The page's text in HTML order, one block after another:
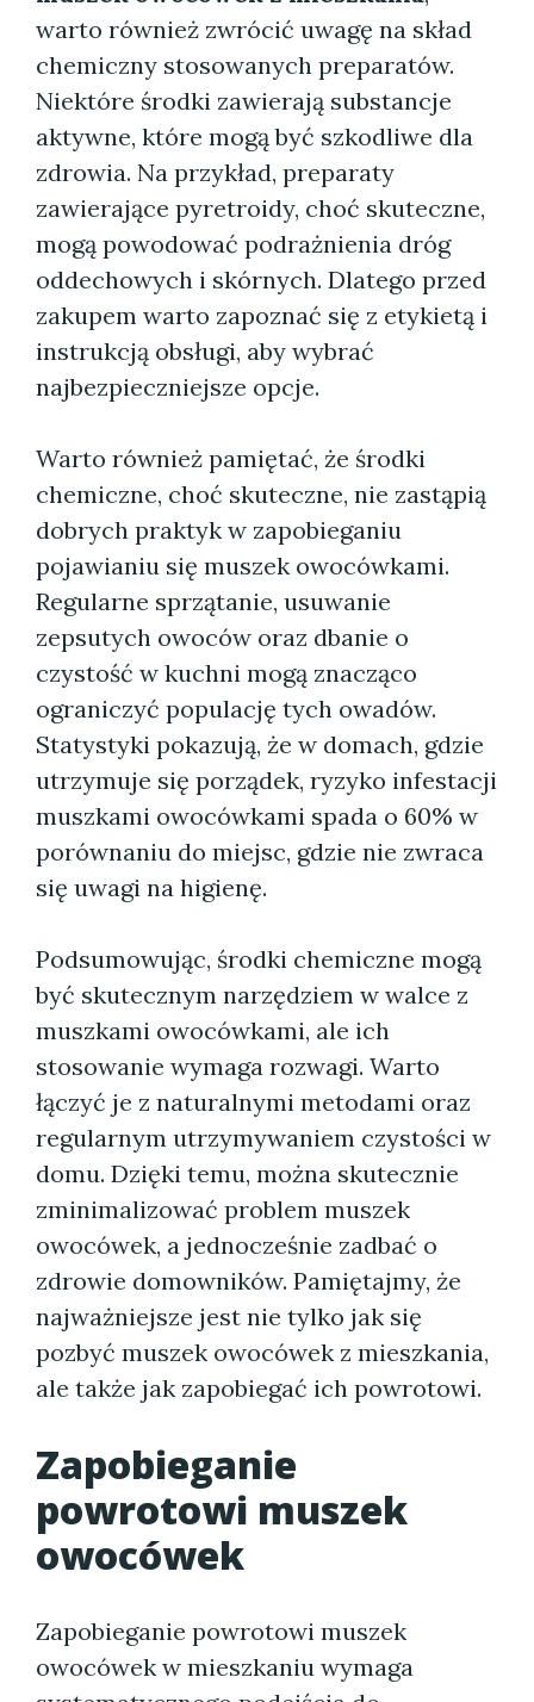
warto również zwrócić uwagę na skład
chemiczny stosowanych preparatów.
Niektóre środki zawierają substancje
aktywne, które mogą być szkodliwe dla
zdrowia. Na przykład, preparaty
zawierające pyretroidy, choć skuteczne,
mogą powodować podrażnienia dróg
oddechowych i skórnych. Dlatego przed
zakupem warto zapoznać się z etykietą i
instrukcją obsługi, aby wybrać
najbezpieczniejsze opcje.
Warto również pamiętać, że środki
chemiczne, choć skuteczne, nie zastąpią
dobrych praktyk w zapobieganiu
pojawianiu się muszek owocówkami.
Regularne sprzątanie, usuwanie
zepsutych owoców oraz dbanie o
czystość w kuchni mogą znacząco
ograniczyć populację tych owadów.
Statystyki pokazują, że w domach, gdzie
utrzymuje się porządek, ryzyko infestacji
muszkami owocówkami spada o 60% w
porównaniu do miejsc, gdzie nie zwraca
się uwagi na higienę.
Podsumowując, środki chemiczne mogą
być skutecznym narzędziem w walce z
muszkami owocówkami, ale ich
stosowanie wymaga rozwagi. Warto
łączyć je z naturalnymi metodami oraz
regularnym utrzymywaniem czystości w
domu. Dzięki temu, można skutecznie
zminimalizować problem muszek
owocówek, a jednocześnie zadbać o
zdrowie domowników. Pamiętajmy, że
najważniejsze jest nie tylko jak się
pozbyć muszek owocówek z mieszkania,
ale także jak zapobiegać ich powrotowi.
Zapobieganie
powrotowi muszek
owocówek
Zapobieganie powrotowi muszek
owocówek w mieszkaniu wymaga